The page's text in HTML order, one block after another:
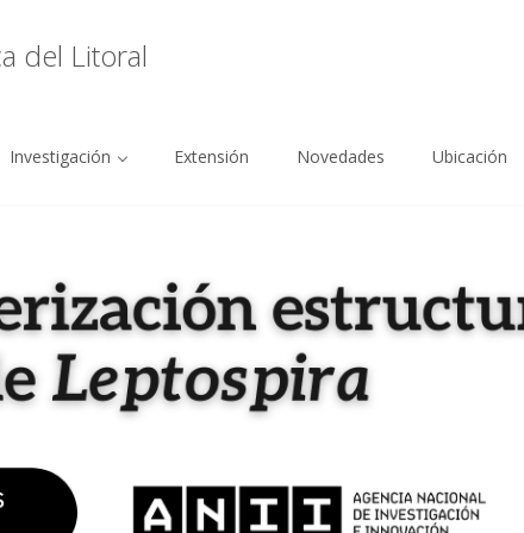
del Litoral
Investigación Extensión Novedades Ubicación